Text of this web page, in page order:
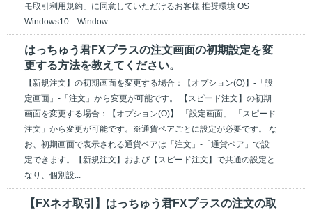
モ取引利用規約」に同意していただけるお客様 推奨環境 OS
Windows10 Window...
はっちゅう君FXプラスの注文画面の初期設定を変
更する方法を教えてください。
【新規注文】の初期画面を変更する場合：【オプション(O)】-「設
定画面」-「注文」から変更が可能です。 【スピード注文】の初期
画面を変更する場合：【オプション(O)】-「設定画面」-「スピード
注文」から変更が可能です。※通貨ペアごとに設定が必要です。 な
お、初期画面で表示される通貨ペアは「注文」-「通貨ペア」で設
定できます。【新規注文】および【スピード注文】で共通の設定と
なり、個別設...
【FXネオ取引】はっちゅう君FXプラスの注文の取